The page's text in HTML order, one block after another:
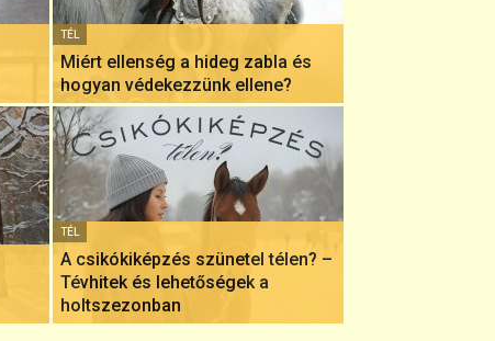
TÉL
Miért ellenség a hideg zabla és
hogyan védekezzünk ellene?
TÉL
A csikókiképzés szünetel télen? –
Tévhitek és lehetőségek a
holtszezonban